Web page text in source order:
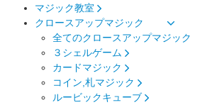
マジック教室
クロースアップマジック
全てのクロースアップマジック
３シェルゲーム
カードマジック
コイン,札マジック
ルービックキューブ